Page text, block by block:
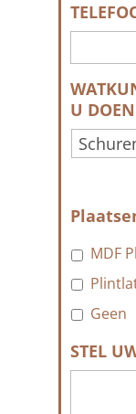
U DOEN
MDF
Geen
STEL